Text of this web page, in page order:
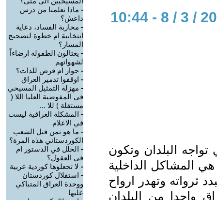
تواجه البلدان وتكون
هي المشاكل الداخلية
ثرواته وتهدر ارواح
واحدا من البلدان
- ماذا تعلمنا من درس
داعش؟
- محاربة الفساد، دعاية
انتخابية ام خطوة لتصحيح
المسار؟
- يغتالون الطفولة ارضاءاً
لشهواتهم
- حوار ام فرض للذات؟
- اوقفوا تدمير العراق
- مهزلة التمثيل المسيحي
في المفوضية العليا اللا (
مستقلة ) للا ...
- المشكلة العراقية ليست
في الاعلام
- ما هو ثمن قتل الشعب
الكوردستاني هذه المرة؟
- الخلل في الدستور ام
في العقول؟
- لا تجعلوها كوردية عربية
- استقلال كوردستان
ووحدة العراق المتباكي
عليها